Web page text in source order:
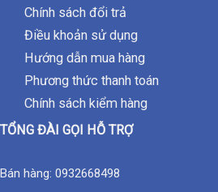
Chính sách đổi trả
Điều khoản sử dụng
Hướng dẫn mua hàng
Phương thức thanh toán
Chính sách kiểm hàng
TỔNG ĐÀI GỌI HỖ TRỢ
Bán hàng: 0932668498